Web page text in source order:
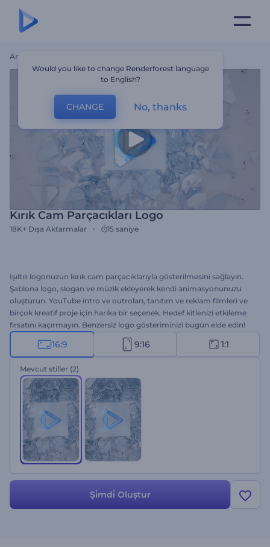
Ana Sayfa
Kırık Cam Parçacıkları Logo
18K+ Dışa Aktarmalar 15 saniye
Işıltılı logonuzun kırık cam parçacıklarıyla gösterilmesini sağlayın.
Şablona logo, slogan ve müzik ekleyerek kendi animasyonunuzu
oluşturun. YouTube intro ve outroları, tanıtım ve reklam filmleri ve
birçok kreatif proje için harika bir seçenek. Hedef kitlenizi etkileme
fırsatını kaçırmayın. Benzersiz logo gösteriminizi bugün elde edin!
16:9 9:16 1:1
Mevcut stiller (2)
Şi̇mdi̇ Oluştur
Would you like to change Renderforest language
to English?
CHANGE No, thanks